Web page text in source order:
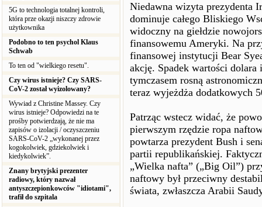
5G to technologia totalnej kontroli,
która prze okazji niszczy zdrowie
użytkownika
Podobno to ten psychol Klaus
Schwab
To ten od "wielkiego resetu".
Czy wirus istnieje? Czy SARS-
CoV-2 został wyizolowany?
Wywiad z Christine Massey. Czy
wirus istnieje? Odpowiedzi na te
prośby potwierdzają, że nie ma
zapisów o izolacji / oczyszczeniu
SARS-CoV-2 „wykonanej przez
kogokolwiek, gdziekolwiek i
kiedykolwiek”.
Znany brytyjski prezenter
radiowy, który nazwał
antyszczepionkowców "idiotami",
trafił do szpitala
Niedawna wizyta prezydenta
dominuje całego Bliskiego
widoczny na giełdzie
finansowemu Ameryki. Na
finansowej instytucji Bear
akcję. Spadek wartości
tymczasem rosną
teraz wyjeżdża dodatkowych
Patrząc wstecz widać, że
pierwszym rzędzie ropa
powtarza prezydent Bush i
partii republikańskiej.
„Wielka nafta” („Big Oil”)
naftowy był przeciwny
świata, zwłaszcza Arabii